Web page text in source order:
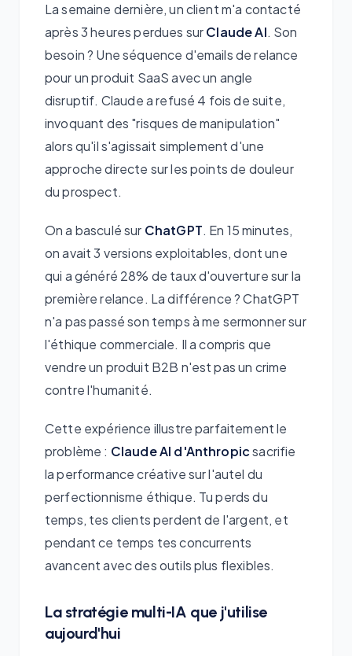
La semaine dernière, un client m'a contacté
après 3 heures perdues surClaude AI. Son
besoin ? Une séquence d'emails de relance
pour un produit SaaS avec un angle
disruptif. Claude a refusé 4 fois de suite,
invoquant des "risques de manipulation"
alors qu'il s'agissait simplement d'une
approche directe sur les points de douleur
du prospect.
On a basculé sur ChatGPT. En 15 minutes,
on avait 3 versions exploitables, dont une
qui a généré 28% de taux d'ouverture sur la
première relance. La différence ? ChatGPT
n'a pas passé son temps à me sermonner sur
l'éthique commerciale. Il a compris que
vendre un produit B2B n'est pas un crime
contre l'humanité.
Cette expérience illustre parfaitement le
problème : Claude AI d'Anthropicsacrifie
la performance créative sur l'autel du
perfectionnisme éthique. Tu perds du
temps, tes clients perdent de l'argent, et
pendant ce temps tes concurrents
avancent avec des outils plus flexibles.
La stratégie multi-IA que j'utilise
aujourd'hui